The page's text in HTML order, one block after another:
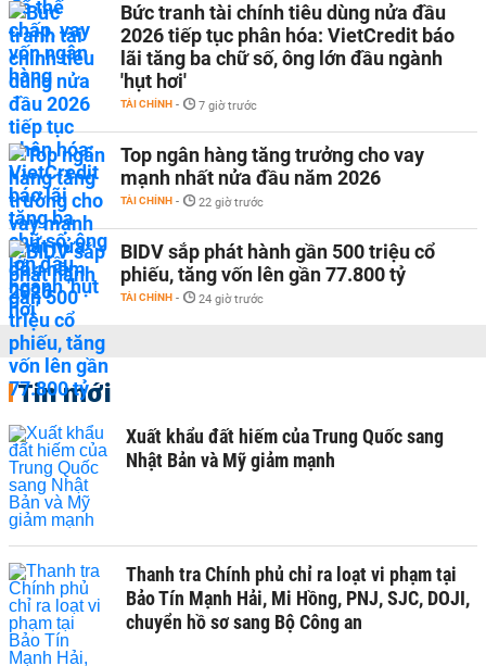
Bức tranh tài chính tiêu dùng nửa đầu
2026 tiếp tục phân hóa: VietCredit báo
lãi tăng ba chữ số, ông lớn đầu ngành
'hụt hơi'
TÀI CHÍNH - 7 giờ trước
Top ngân hàng tăng trưởng cho vay
mạnh nhất nửa đầu năm 2026
TÀI CHÍNH - 22 giờ trước
BIDV sắp phát hành gần 500 triệu cổ
phiếu, tăng vốn lên gần 77.800 tỷ
TÀI CHÍNH - 24 giờ trước
Tin mới
Xuất khẩu đất hiếm của Trung Quốc sang
Nhật Bản và Mỹ giảm mạnh
Thanh tra Chính phủ chỉ ra loạt vi phạm tại
Bảo Tín Mạnh Hải, Mi Hồng, PNJ, SJC, DOJI,
chuyển hồ sơ sang Bộ Công an